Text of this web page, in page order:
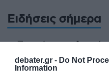
debater.gr - Do Not
Information
Ειδήσεις σήμερα
Ξεκινάει την
Πρωτάθλημα
Τεντόγλου, Καραλής,